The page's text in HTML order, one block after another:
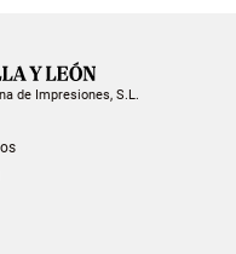
de Impresiones, S.L.